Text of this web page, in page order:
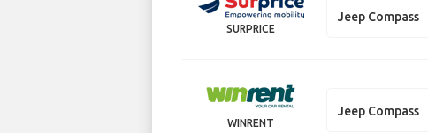
SURPRICE
Jeep Compass
WINRENT
Jeep Compass